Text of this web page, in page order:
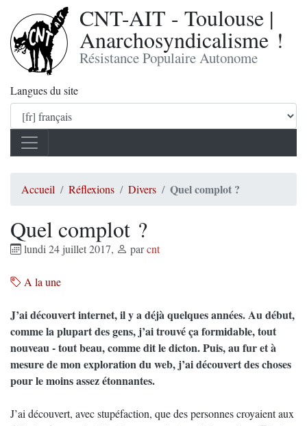
CNT-AIT - Toulouse |
Anarchosyndicalisme !
Résistance Populaire Autonome
Langues du site
Accueil Réflexions Divers Quel complot ?
Quel complot ?
lundi 24 juillet 2017, parcnt
A la une
J’ai découvert internet, il y a déjà quelques années. Au début,
comme la plupart des gens, j’ai trouvé ça formidable, tout
nouveau - tout beau, comme dit le dicton. Puis, au fur et à
mesure de mon exploration du web, j’ai découvert des choses
pour le moins assez étonnantes.
J’ai découvert, avec stupéfaction, que des personnes croyaient aux